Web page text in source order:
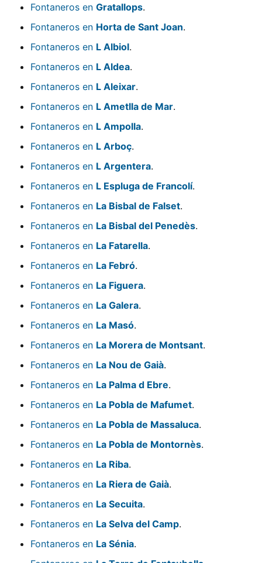
Fontaneros en Gratallops.
Fontaneros en Horta de Sant Joan.
Fontaneros en L Albiol.
Fontaneros en L Aldea.
Fontaneros en L Aleixar.
Fontaneros en L Ametlla de Mar.
Fontaneros en L Ampolla.
Fontaneros en L Arboç.
Fontaneros en L Argentera.
Fontaneros en L Espluga de Francolí.
Fontaneros en La Bisbal de Falset.
Fontaneros en La Bisbal del Penedès.
Fontaneros en La Fatarella.
Fontaneros en La Febró.
Fontaneros en La Figuera.
Fontaneros en La Galera.
Fontaneros en La Masó.
Fontaneros en La Morera de Montsant.
Fontaneros en La Nou de Gaià.
Fontaneros en La Palma d Ebre.
Fontaneros en La Pobla de Mafumet.
Fontaneros en La Pobla de Massaluca.
Fontaneros en La Pobla de Montornès.
Fontaneros en La Riba.
Fontaneros en La Riera de Gaià.
Fontaneros en La Secuita.
Fontaneros en La Selva del Camp.
Fontaneros en La Sénia.